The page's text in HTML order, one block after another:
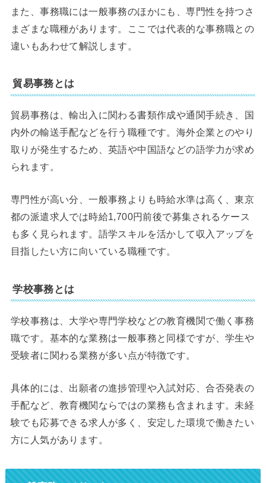
また、事務職には一般事務のほかにも、専門性を持つさ
まざまな職種があります。ここでは代表的な事務職との
違いもあわせて解説します。
貿易事務とは
貿易事務は、輸出入に関わる書類作成や通関手続き、国
内外の輸送手配などを行う職種です。海外企業とのやり
取りが発生するため、英語や中国語などの語学力が求め
られます。
専門性が高い分、一般事務よりも時給水準は高く、東京
都の派遣求人では時給1,700円前後で募集されるケース
も多く見られます。語学スキルを活かして収入アップを
目指したい方に向いている職種です。
学校事務とは
学校事務は、大学や専門学校などの教育機関で働く事務
職です。基本的な業務は一般事務と同様ですが、学生や
受験者に関わる業務が多い点が特徴です。
具体的には、出願者の進捗管理や入試対応、合否発表の
手配など、教育機関ならではの業務も含まれます。未経
験でも応募できる求人が多く、安定した環境で働きたい
方に人気があります。